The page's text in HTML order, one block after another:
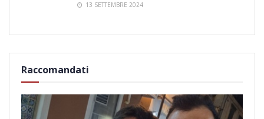
13 SETTEMBRE 2024
Raccomandati